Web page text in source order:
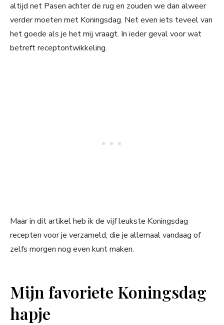
altijd net Pasen achter de rug en zouden we dan alweer
verder moeten met Koningsdag. Net even iets teveel van
het goede als je het mij vraagt. In ieder geval voor wat
betreft receptontwikkeling.
Maar in dit artikel heb ik de vijf leukste Koningsdag
recepten voor je verzameld, die je allemaal vandaag of
zelfs morgen nog even kunt maken.
Mijn favoriete Koningsdag
hapje